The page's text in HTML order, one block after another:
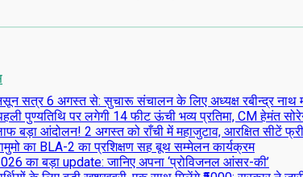
सत्र 6 अगस्त से: सुचारू संचालन के लिए अध्यक्ष रबीन्द्र नाथ
पुण्यतिथि पर लगेगी 14 फीट ऊंची भव्य प्रतिमा, CM हेमंत
बड़ा आंदोलन! 2 अगस्त को राँची में महाजुटाव, आरक्षित सीटें
का BLA-2 का प्रशिक्षण सह बूथ सम्मेलन कार्यक्रम
का बड़ा update: जानिए अपना ‘प्रोविजनल आंसर-की’